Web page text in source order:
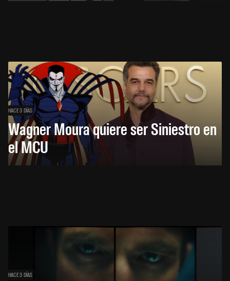
HACE 3 DÍAS
Wagner Moura quiere ser Siniestro en
el MCU
HACE 3 DÍAS